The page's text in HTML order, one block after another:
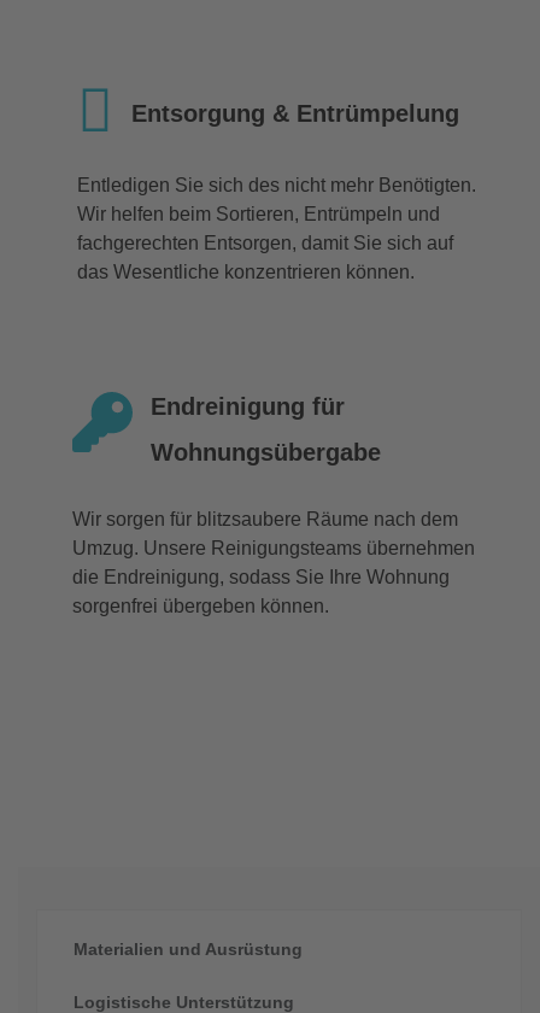
Entsorgung & Entrümpelung
Entledigen Sie sich des nicht mehr Benötigten.
Wir helfen beim Sortieren, Entrümpeln und
fachgerechten Entsorgen, damit Sie sich auf
das Wesentliche konzentrieren können.
Endreinigung für
Wohnungsübergabe
Wir sorgen für blitzsaubere Räume nach dem
Umzug. Unsere Reinigungsteams übernehmen
die Endreinigung, sodass Sie Ihre Wohnung
sorgenfrei übergeben können.
Materialien und Ausrüstung
Logistische Unterstützung